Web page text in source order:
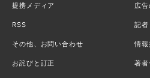
提携メディア 広
RSS 記者
その他、お問い合わせ 情報
お詫びと訂正 著者